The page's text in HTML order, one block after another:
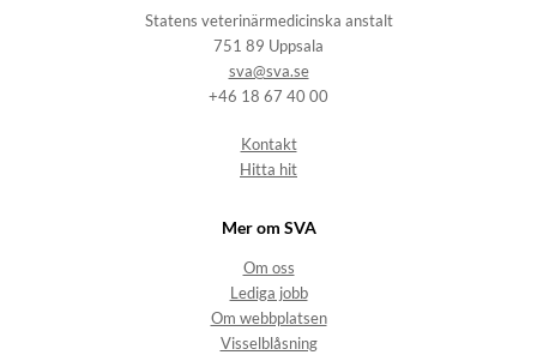
Statens veterinärmedicinska anstalt
751 89 Uppsala
sva@sva.se
+46 18 67 40 00
Kontakt
Hitta hit
Mer om SVA
Om oss
Lediga jobb
Om webbplatsen
Visselblåsning